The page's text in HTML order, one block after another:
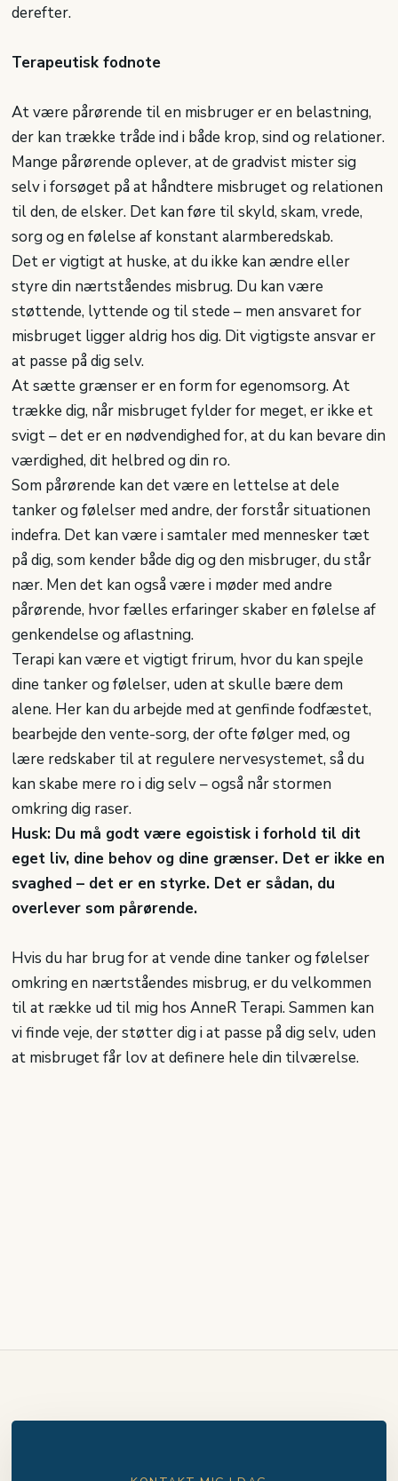
derefter.
Terapeutisk fodnote
At være pårørende til en misbruger er en belastning,
der kan trække tråde ind i både krop, sind og relationer.
Mange pårørende oplever, at de gradvist mister sig
selv i forsøget på at håndtere misbruget og relationen
til den, de elsker. Det kan føre til skyld, skam, vrede,
sorg og en følelse af konstant alarmberedskab.
Det er vigtigt at huske, at du ikke kan ændre eller
styre din nærtståendes misbrug. Du kan være
støttende, lyttende og til stede – men ansvaret for
misbruget ligger aldrig hos dig. Dit vigtigste ansvar er
at passe på dig selv.
At sætte grænser er en form for egenomsorg. At
trække dig, når misbruget fylder for meget, er ikke et
svigt – det er en nødvendighed for, at du kan bevare din
værdighed, dit helbred og din ro.
Som pårørende kan det være en lettelse at dele
tanker og følelser med andre, der forstår situationen
indefra. Det kan være i samtaler med mennesker tæt
på dig, som kender både dig og den misbruger, du står
nær. Men det kan også være i møder med andre
pårørende, hvor fælles erfaringer skaber en følelse af
genkendelse og aflastning.
Terapi kan være et vigtigt frirum, hvor du kan spejle
dine tanker og følelser, uden at skulle bære dem
alene. Her kan du arbejde med at genfinde fodfæstet,
bearbejde den vente-sorg, der ofte følger med, og
lære redskaber til at regulere nervesystemet, så du
kan skabe mere ro i dig selv – også når stormen
omkring dig raser.
Husk: Du må godt være egoistisk i forhold til dit
eget liv, dine behov og dine grænser. Det er ikke en
svaghed – det er en styrke. Det er sådan, du
overlever som pårørende.
Hvis du har brug for at vende dine tanker og følelser
omkring en nærtståendes misbrug, er du velkommen
til at række ud til mig hos AnneR Terapi. Sammen kan
vi finde veje, der støtter dig i at passe på dig selv, uden
at misbruget får lov at definere hele din tilværelse.